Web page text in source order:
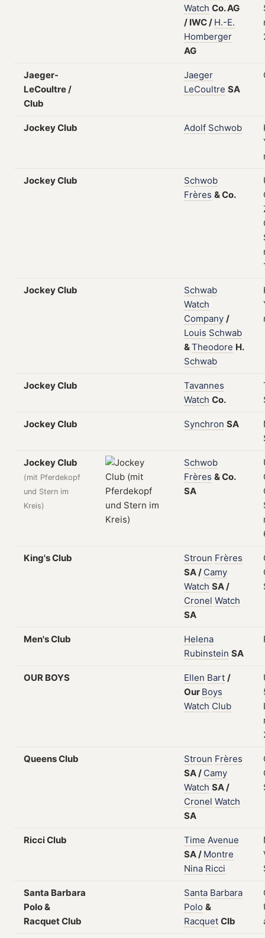
Watch Co.AG
/ IWC/ H.-E.
Homberger
AG
Jaeger-
LeCoultre /
Club
Jaeger
LeCoultre SA
Jockey Club Adolf Schwob
Jockey Club
Schwob
Frères &Co.
Jockey Club
Schwab
Watch
Company /
Louis Schwab
&Theodore H.
Schwab
Jockey Club
Tavannes
Watch Co.
Jockey Club Synchron SA
Jockey Club
(mit Pferdekopf
und Stern im
Kreis)
Schwob
Frères &Co.
SA
King's Club Stroun Frères
SA/ Camy
Watch SA/
Cronel Watch
SA
Men's Club
Helena
Rubinstein SA
OUR BOYS Ellen Bart /
Our Boys
Watch Club
Queens Club Stroun Frères
SA/ Camy
Watch SA/
Cronel Watch
SA
Ricci Club Time Avenue
SA/ Montre
Nina Ricci
Santa Barbara
Polo &
Racquet Club
Santa Barbara
Polo &
Racquet Clb